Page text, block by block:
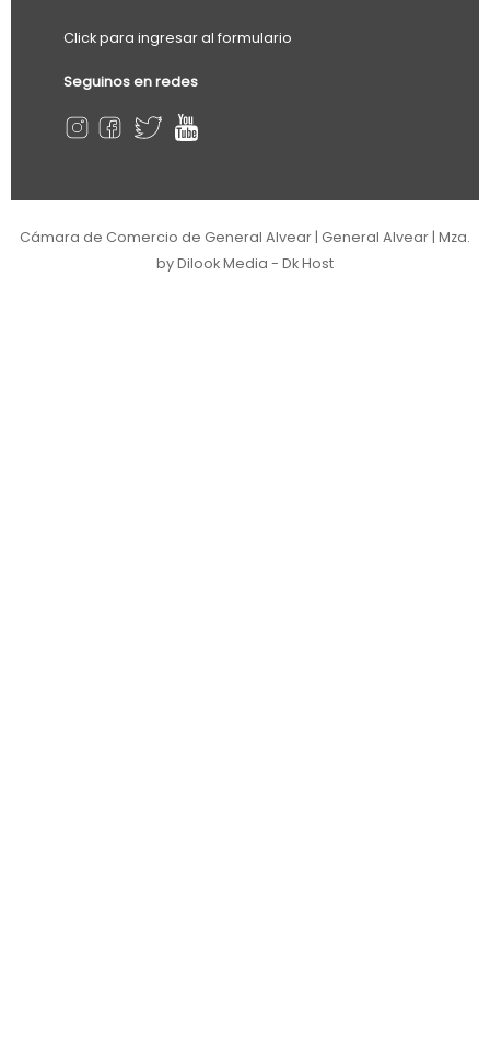
Click para ingresar al formulario
Seguinos en redes
Cámara de Comercio de General Alvear | General Alvear | Mza.
by Dilook Media - Dk Host